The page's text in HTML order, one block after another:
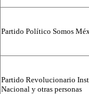
Partido Político Somos
Partido Revolucionario
Nacional y otras personas